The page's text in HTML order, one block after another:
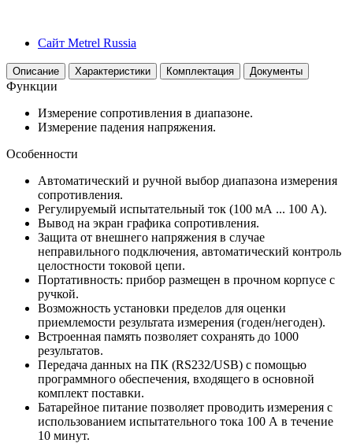
Сайт Metrel Russia
Описание Характеристики Комплектация Документы
Функции
Измерение сопротивления в диапазоне.
Измерение падения напряжения.
Особенности
Автоматический и ручной выбор диапазона измерения
сопротивления.
Регулируемый испытательный ток (100 мА ... 100 А).
Вывод на экран графика сопротивления.
Защита от внешнего напряжения в случае
неправильного подключения, автоматический контроль
целостности токовой цепи.
Портативность: прибор размещен в прочном корпусе с
ручкой.
Возможность установки пределов для оценки
приемлемости результата измерения (годен/негоден).
Встроенная память позволяет сохранять до 1000
результатов.
Передача данных на ПК (RS232/USB) с помощью
программного обеспечения, входящего в основной
комплект поставки.
Батарейное питание позволяет проводить измерения с
использованием испытательного тока 100 А в течение
10 минут.